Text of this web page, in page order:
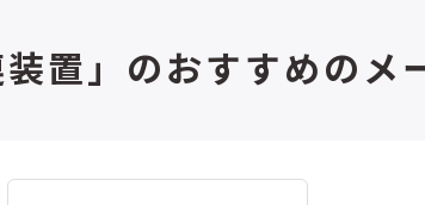
置」のおすすめのメ